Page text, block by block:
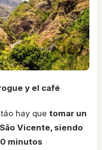
y el café
hay que tomar un
Vicente, siendo
minutos